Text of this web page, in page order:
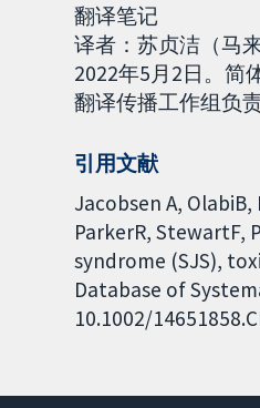
翻译笔记
译者：苏贞洁（马
2022年5月2日。简
翻译传播工作组负
引用文献
Jacobsen A,
ParkerR,
syndrome (SJS),
Database of
10.1002/